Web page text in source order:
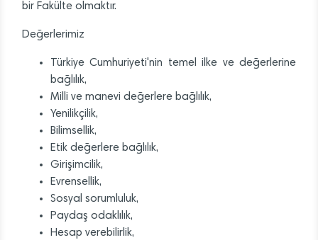
bir Fakülte olmaktır.
Değerlerimiz
Türkiye Cumhuriyeti'nin temel ilke ve değerlerine
bağlılık,
Milli ve manevi değerlere bağlılık,
Yenilikçilik,
Bilimsellik,
Etik değerlere bağlılık,
Girişimcilik,
Evrensellik,
Sosyal sorumluluk,
Paydaş odaklılık,
Hesap verebilirlik,